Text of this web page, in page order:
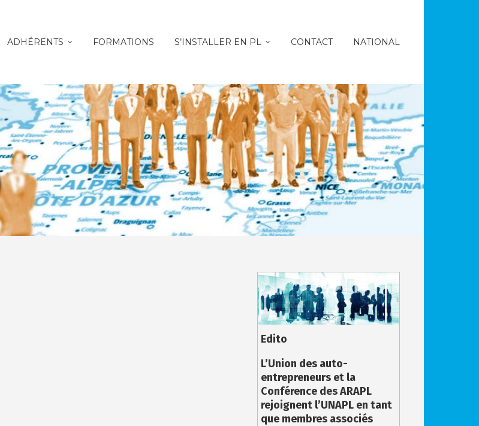
ADHÉRENTS FORMATIONS S’INSTALLER EN PL CONTACT NATIONAL
Edito
L’Union des auto-
entrepreneurs et la
Conférence des ARAPL
rejoignent l’UNAPL en tant
que membres associés